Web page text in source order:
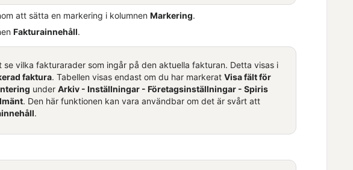
att sätta en markering i kolumnen Markering.
Fakturainnehåll.
vilka fakturarader som ingår på den aktuella fakturan. Detta visas i
faktura. Tabellen visas endast om du har markeratVisa fält för
underArkiv - Inställningar -Företagsinställningar -Spiris
. Den här funktionen kan vara användbar om det är svårt att
.